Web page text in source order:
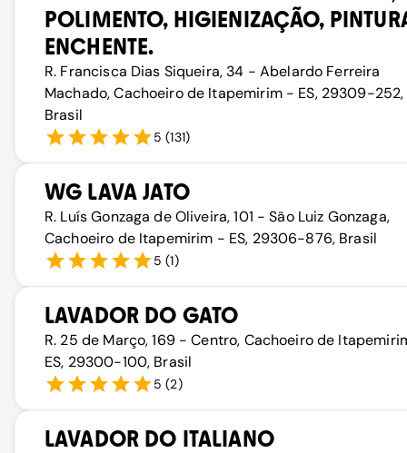
POLIMENTO, HIGIENIZAÇÃO,
ENCHENTE.
R. Francisca Dias Siqueira, 34 - Abelardo Ferreira
Machado, Cachoeiro de Itapemirim - ES, 29309-252,
Brasil
5 (131)
WG LAVA JATO
R. Luís Gonzaga de Oliveira, 101 - São Luiz Gonzaga,
Cachoeiro de Itapemirim - ES, 29306-876, Brasil
5 (1)
LAVADOR DO GATO
R. 25 de Março, 169 - Centro, Cachoeiro de
ES, 29300-100, Brasil
5 (2)
LAVADOR DO ITALIANO